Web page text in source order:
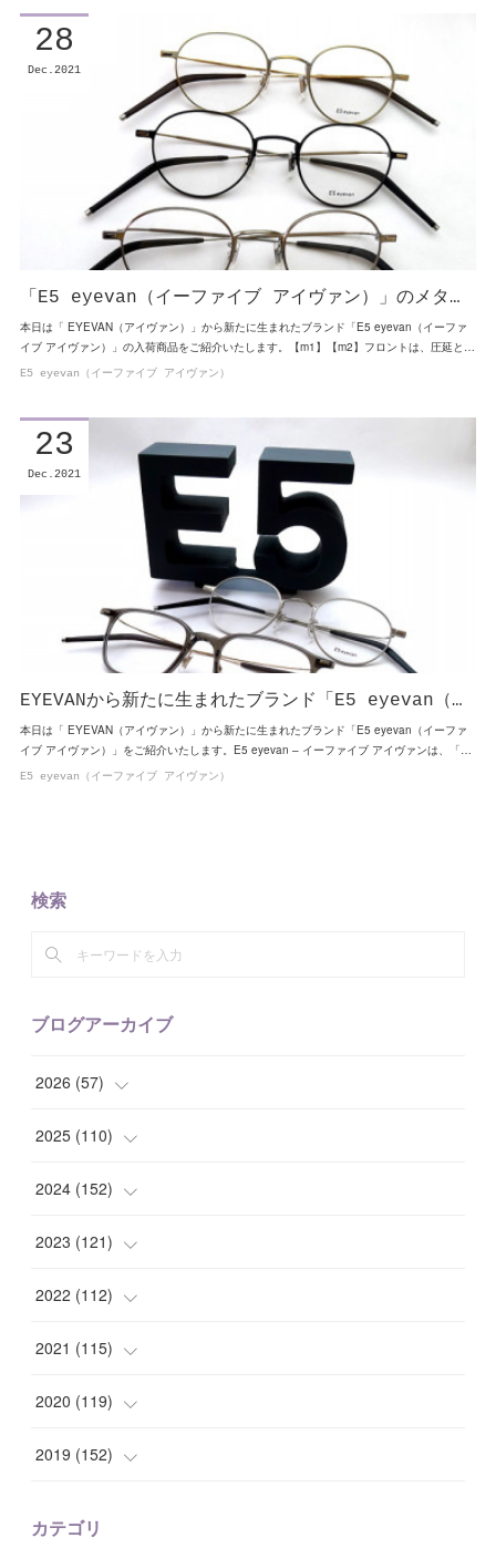
「E5 eyevan（イーファイブ アイヴァン）」のメタ…
本日は「 EYEVAN（アイヴァン）」から新たに生まれたブランド「E5 eyevan（イーファ
イブ アイヴァン）」の入荷商品をご紹介いたします。【m1】【m2】フロントは、圧延と…
28
Dec 2021
E5 eyevan（イーファイブ アイヴァン）
EYEVANから新たに生まれたブランド「E5 eyevan（…
本日は「 EYEVAN（アイヴァン）」から新たに生まれたブランド「E5 eyevan（イーファ
イブ アイヴァン）」をご紹介いたします。E5 eyevan – イーファイブ アイヴァンは、「…
23
Dec 2021
E5 eyevan（イーファイブ アイヴァン）
検索
ブログアーカイブ
2026 (57)
( 1)
(10)
(9)
( 7)
( 8 )
2025 (110)
(10)
(7)
( 8)
( 7 )
( 10)
9
2024 (152)
(14)
( 15)
( 11)
( 10)
( 11)
2023 (121)
( 12)
( 8)
( 8)
( 6)
2022 (112)
( 10)
( 7)
(8)
2021 (115)
( 14)
(13)
2020 (119)
(7)
2019 (152)
カテゴリ